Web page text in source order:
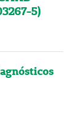
5)